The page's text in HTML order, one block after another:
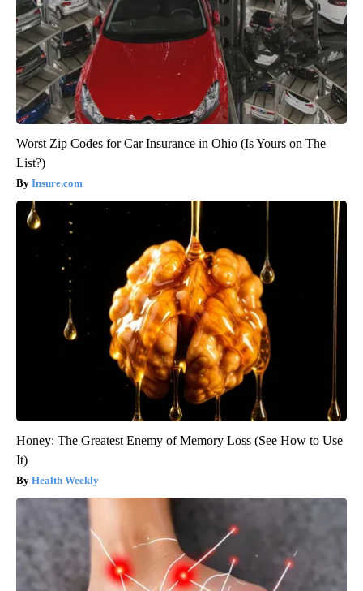
Worst Zip Codes for Car Insurance in Ohio (Is Yours on The
List?)
Insure.com
Honey: The Greatest Enemy of Memory Loss (See How to Use
It)
Health Weekly